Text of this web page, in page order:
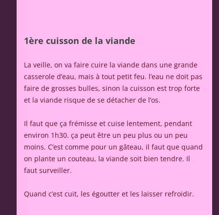
1ère cuisson de la viande
La veille, on va faire cuire la viande dans une grande
casserole d’eau, mais à tout petit feu. l’eau ne doit pas
faire de grosses bulles, sinon la cuisson est trop forte
et la viande risque de se détacher de l’os.
Il faut que ça frémisse et cuise lentement, pendant
environ 1h30. ça peut être un peu plus ou un peu
moins. C’est comme pour un gâteau, il faut que quand
on plante un couteau, la viande soit bien tendre. Il
faut surveiller.
Quand c’est cuit, les égoutter et les laisser refroidir.